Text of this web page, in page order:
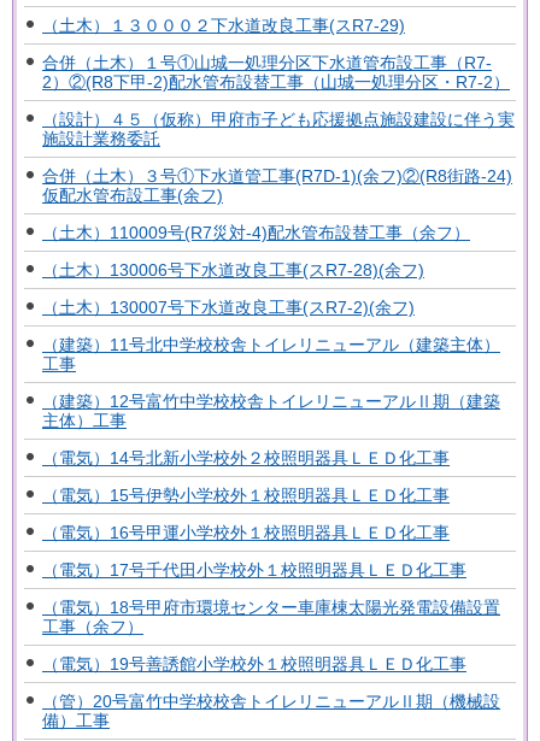
（土木）１３０００２下水道改良工事(スR7-29)
合併（土木）１号①山城一処理分区下水道管布設工事（R7-
2）②(R8下甲-2)配水管布設替工事（山城一処理分区・R7-2）
（設計）４５（仮称）甲府市子ども応援拠点施設建設に伴う実
施設計業務委託
合併（土木）３号①下水道管工事(R7D-1)(余フ)②(R8街路-24)
仮配水管布設工事(余フ)
（土木）110009号(R7災対-4)配水管布設替工事（余フ）
（土木）130006号下水道改良工事(スR7-28)(余フ)
（土木）130007号下水道改良工事(スR7-2)(余フ)
（建築）11号北中学校校舎トイレリニューアル（建築主体）
工事
（建築）12号富竹中学校校舎トイレリニューアルⅡ期（建築
主体）工事
（電気）14号北新小学校外２校照明器具ＬＥＤ化工事
（電気）15号伊勢小学校外１校照明器具ＬＥＤ化工事
（電気）16号甲運小学校外１校照明器具ＬＥＤ化工事
（電気）17号千代田小学校外１校照明器具ＬＥＤ化工事
（電気）18号甲府市環境センター車庫棟太陽光発電設備設置
工事（余フ）
（電気）19号善誘館小学校外１校照明器具ＬＥＤ化工事
（管）20号富竹中学校校舎トイレリニューアルⅡ期（機械設
備）工事